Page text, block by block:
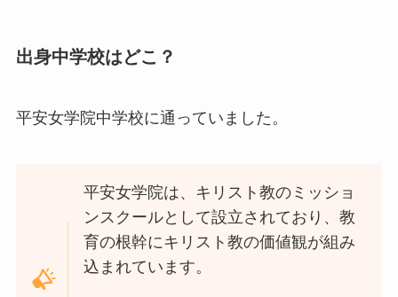
出身中学校はどこ？
平安女学院中学校に通っていました。
平安女学院は、キリスト教のミッショ
ンスクールとして設立されており、教
育の根幹にキリスト教の価値観が組み
込まれています。